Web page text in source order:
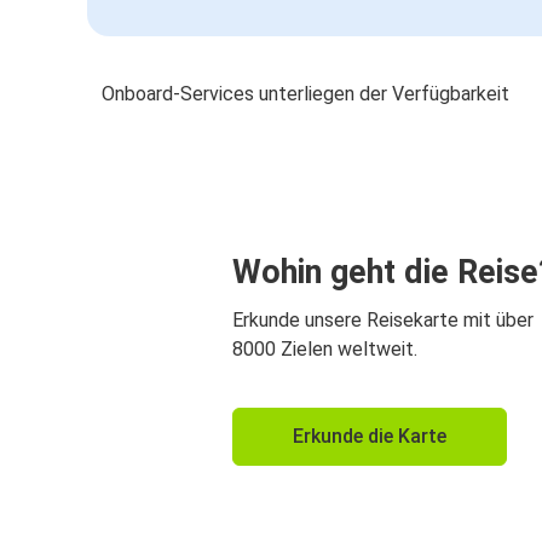
Onboard-Services unterliegen der Verfügbarkeit
Wohin geht die
Erkunde unsere Reisekarte mit über
8000 Zielen weltweit.
Erkunde die Karte